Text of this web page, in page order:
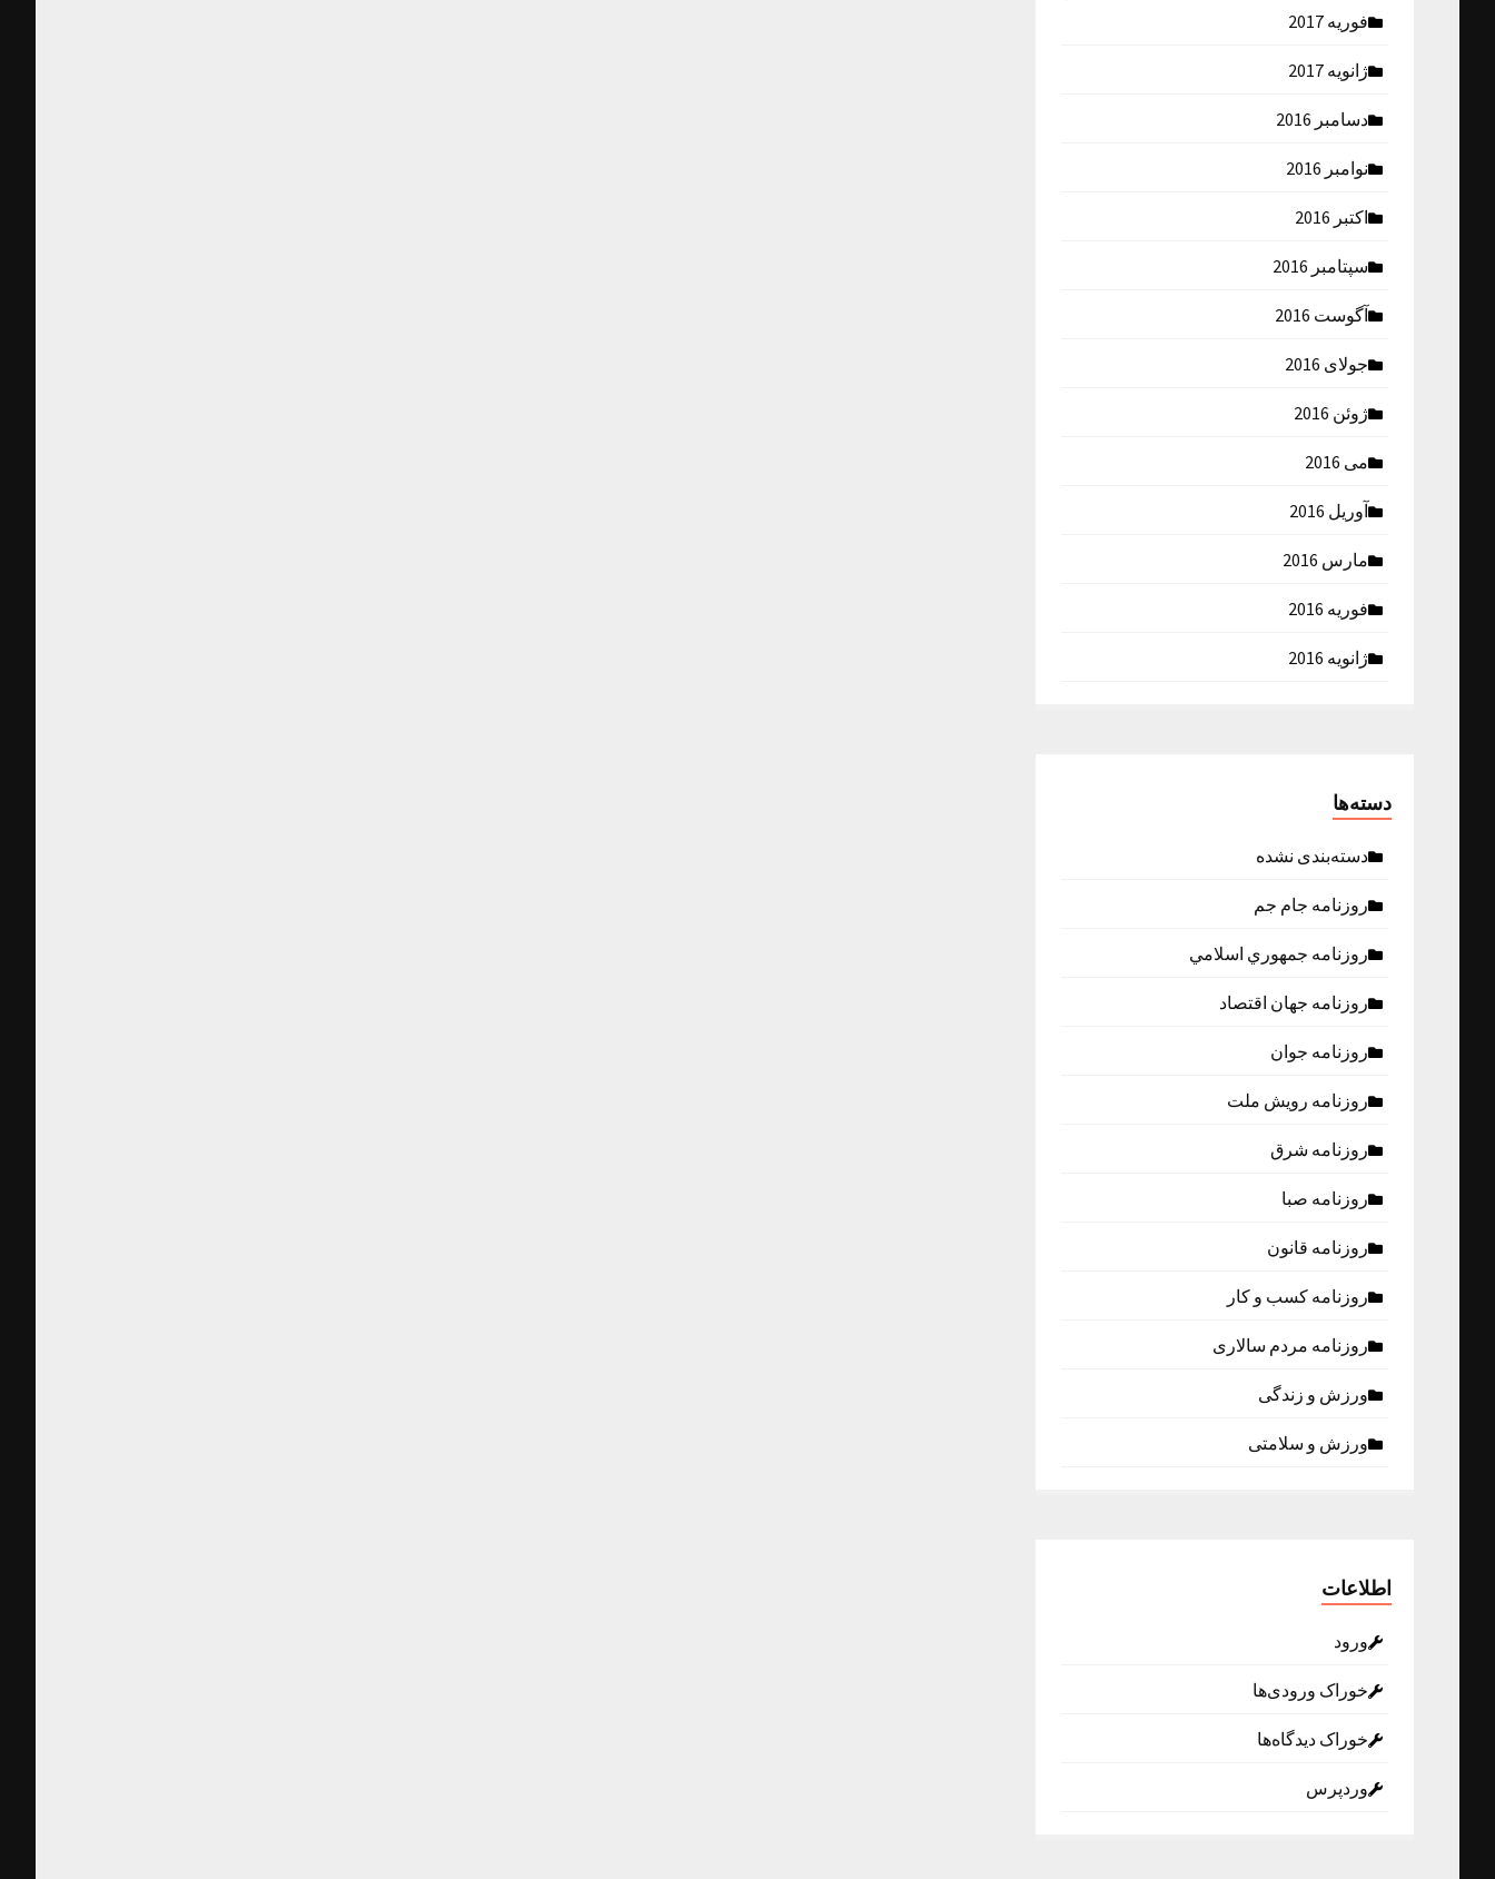
فوریه 2017
ژانویه 2017
دسامبر 2016
نوامبر 2016
اکتبر 2016
سپتامبر 2016
آگوست 2016
جولای 2016
ژوئن 2016
می 2016
آوریل 2016
مارس 2016
فوریه 2016
ژانویه 2016
دسته‌ها
دسته‌بندی نشده
روزنامه جام جم
روزنامه جمهوري اسلامي
روزنامه جهان اقتصاد
روزنامه جوان
روزنامه رویش ملت
روزنامه شرق
روزنامه صبا
روزنامه قانون
روزنامه كسب و كار
روزنامه مردم سالاری
ورزش و زندگی
ورزش و سلامتی
اطلاعات
ورود
خوراک ورودی‌ها
خوراک دیدگاه‌ها
وردپرس